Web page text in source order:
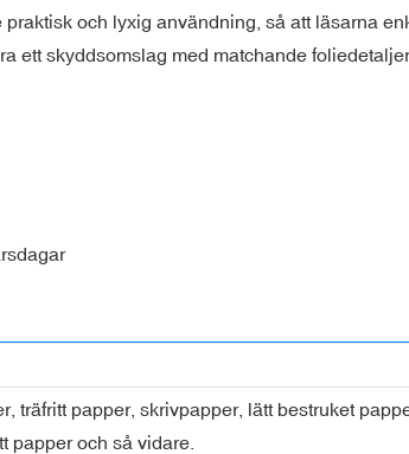
och lyxig användning, så att läsarna
ett skyddsomslag med matchande
träfritt papper, skrivpapper, lätt bestruket
papper och så vidare.